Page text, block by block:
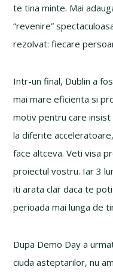
te tina minte. Mai
“revenire”
rezolvat: fiecare
Intr-un final, Dublin a
mai mare eficienta si
motiv pentru care
la diferite
face altceva. Veti visa
proiectul vostru. Iar 3
iti arata clar daca te
perioada mai lunga de
Dupa Demo Day a
ciuda asteptarilor, nu